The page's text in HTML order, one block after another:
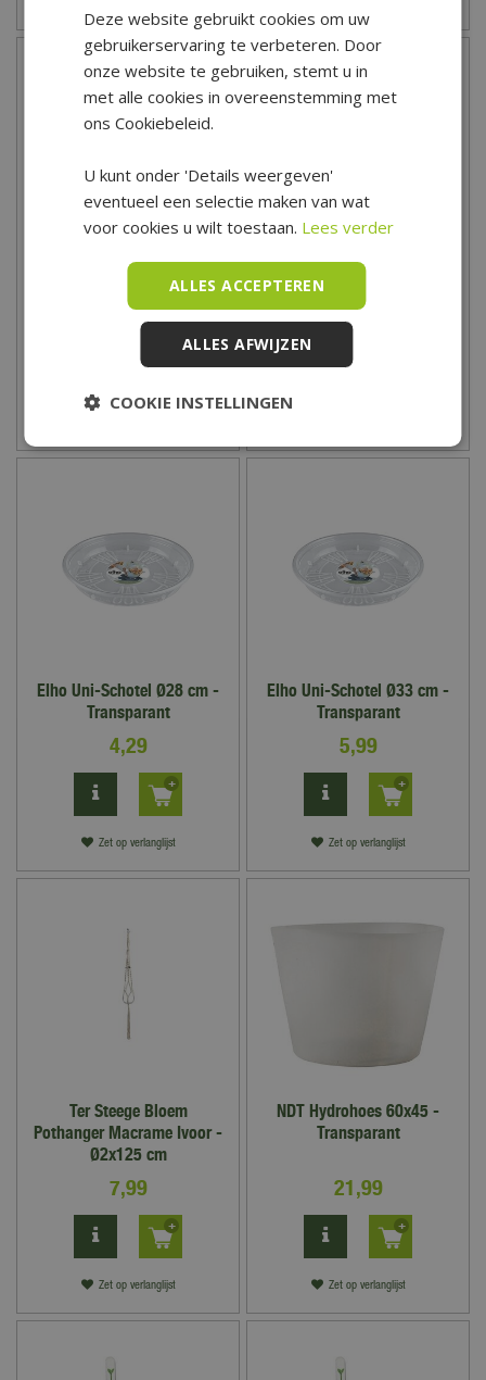
Elho Uni-Schotel Ø21 cm -
Transparant
99
Elho Uni-Schotel Ø25 cm -
Transparant
3,
Elho Uni-Schotel Ø28 cm -
Transparant
4,29
Zet op verlanglijst
Elho Uni-Schotel Ø33 cm -
Transparant
5,99
Zet op verlanglijst
Ter Steege Bloem
Pothanger Macrame Ivoor -
Ø2x125 cm
7,99
Zet op verlanglijst
NDT Hydrohoes 60x45 -
Transparant
21,99
Zet op verlanglijst
Deze website gebruikt cookies om uw
gebruikerservaring te verbeteren. Door
onze website te gebruiken, stemt u in
met alle cookies in overeenstemming met
ons Cookiebeleid.
U kunt onder 'Details weergeven'
eventueel een selectie maken van wat
voor cookies u wilt toestaan. Lees verder
ALLES ACCEPTEREN
ALLES AFWIJZEN
COOKIE INSTELLINGEN